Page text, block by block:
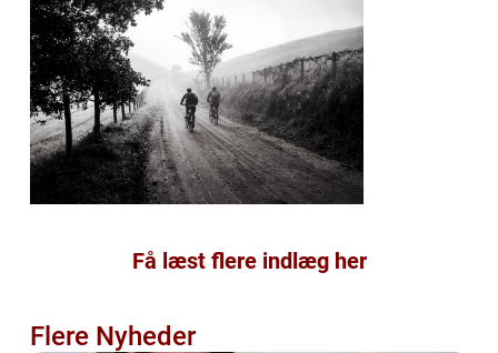
Få læst flere indlæg her
Flere Nyheder